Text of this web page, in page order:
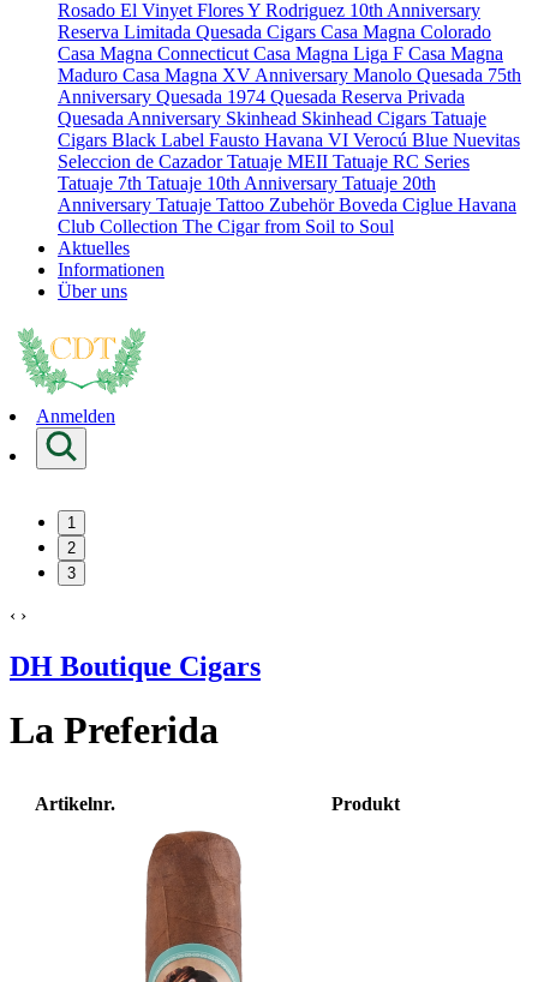
Rosado El Vinyet Flores Y Rodriguez 10th Anniversary
Reserva Limitada Quesada Cigars Casa Magna Colorado
Casa Magna Connecticut Casa Magna Liga F Casa Magna
Maduro Casa Magna XV Anniversary Manolo Quesada 75th
Anniversary Quesada 1974 Quesada Reserva Privada
Quesada Anniversary Skinhead Skinhead Cigars Tatuaje
Cigars Black Label Fausto Havana VI Verocú Blue Nuevitas
Seleccion de CazadorTatuaje MEII Tatuaje RC Series
Tatuaje 7th Tatuaje 10th Anniversary Tatuaje 20th
Anniversary Tatuaje Tattoo ZubehörBoveda Ciglue Havana
Club Collection The Cigar from Soil to Soul
Aktuelles
Informationen
Über uns
Anmelden
1
2
3
‹ ›
DH Boutique Cigars
La Preferida
Artikelnr. Produkt